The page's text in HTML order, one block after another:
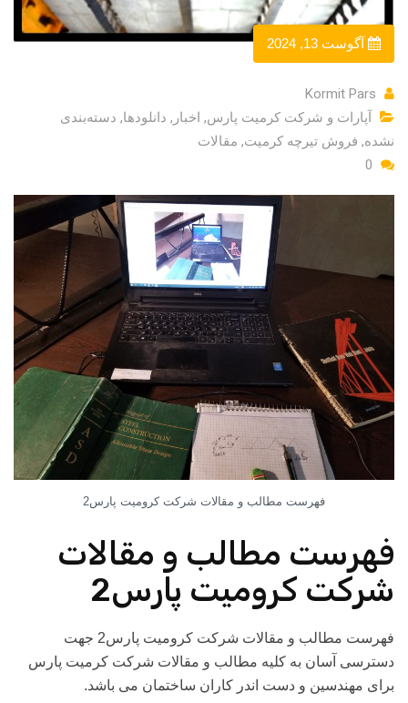
آگوست 13, 2024
Kormit Pars
آپارات و شرکت کرمیت پارس, اخبار , دانلودها, دسته‌بندی
نشده, فروش تیرچه کرمیت, مقالات
0
فهرست مطالب و مقالات شرکت کرومیت پارس2
فهرست مطالب و مقالات
شرکت کرومیت پارس2
فهرست مطالب و مقالات شرکت کرومیت پارس2 جهت
دسترسی آسان به کلیه مطالب و مقالات شرکت کرمیت پارس
برای مهندسین و دست اندر کاران ساختمان می باشد.